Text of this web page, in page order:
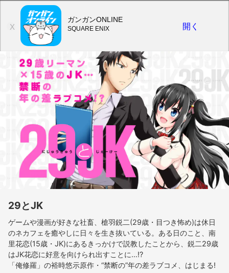
29とJK
ゲームや漫画が好きな社畜、槍羽鋭二(29歳・目つき怖め)は休日
のネカフェを癒やしに日々を生き抜いている。ある日のこと、南
里花恋(15歳・JK)にあるきっかけで説教したことから、鋭二29歳
はJK花恋に好意を向けられ出すことに…!?
「俺修羅」の裕時悠示原作・“禁断の”年の差ラブコメ、はじまる!
X
ガンガンONLINE
SQUARE ENIX 開く